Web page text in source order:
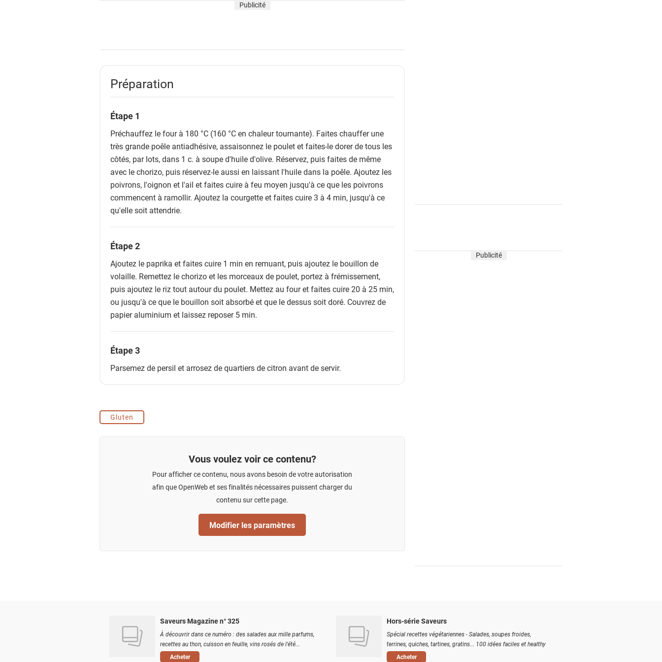
Publicité
Préparation
Étape 1
Préchauffez le four à 180 °C (160 °C en chaleur tournante). Faites chauffer une
très grande poêle antiadhésive, assaisonnez le poulet et faites-le dorer de tous les
côtés, par lots, dans 1 c. à soupe d'huile d'olive. Réservez, puis faites de même
avec le chorizo, puis réservez-le aussi en laissant l'huile dans la poêle. Ajoutez les
poivrons, l'oignon et l'ail et faites cuire à feu moyen jusqu'à ce que les poivrons
commencent à ramollir. Ajoutez la courgette et faites cuire 3 à 4 min, jusqu'à ce
qu'elle soit attendrie.
Étape 2
Ajoutez le paprika et faites cuire 1 min en remuant, puis ajoutez le bouillon de
volaille. Remettez le chorizo et les morceaux de poulet, portez à frémissement,
puis ajoutez le riz tout autour du poulet. Mettez au four et faites cuire 20 à 25 min,
ou jusqu'à ce que le bouillon soit absorbé et que le dessus soit doré. Couvrez de
papier aluminium et laissez reposer 5 min.
Étape 3
Parsemez de persil et arrosez de quartiers de citron avant de servir.
Gluten
Vous voulez voir ce contenu?
Pour afficher ce contenu, nous avons besoin de votre autorisation
afin que OpenWeb et ses finalités nécessaires puissent charger du
contenu sur cette page.
Modifier les paramètres
Publicité
Saveurs Magazine n° 325
À découvrir dans ce numéro : des salades aux mille parfums,
recettes au thon, cuisson en feuille, vins rosés de l'été...
Acheter
Hors-série Saveurs
Spécial recettes végétariennes - Salades, soupes froides,
terrines, quiches, tartines, gratins... 100 idées faciles et healthy
Acheter